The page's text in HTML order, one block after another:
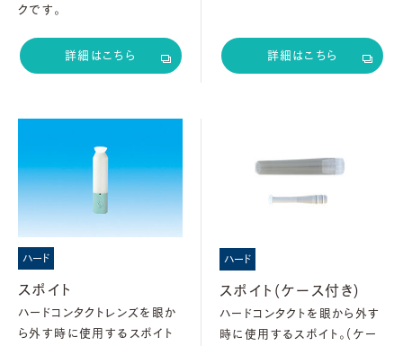
クです。
詳細はこちら 詳細はこちら
ハード
スポイト
ハードコンタクトレンズを眼か
ら外す時に使用するスポイト
ハード
スポイト(ケース付き)
ハードコンタクトを眼から外す
時に使用するスポイト。(ケー